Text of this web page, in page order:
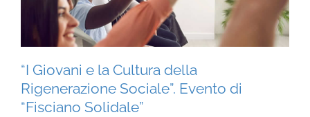
“I Giovani e la Cultura della
Rigenerazione Sociale”. Evento di
“Fisciano Solidale”